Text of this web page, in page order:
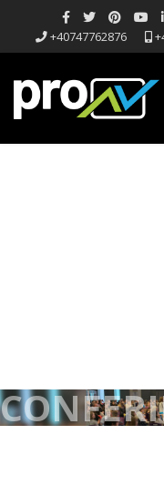
+40747762876